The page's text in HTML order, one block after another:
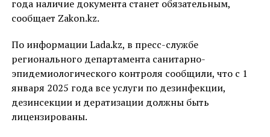
года наличие документа станет обязательным,
сообщает Zakon.kz.
По информации Lada.kz, в пресс-службе
регионального департамента санитарно-
эпидемиологического контроля сообщили, что с 1
января 2025 года все услуги по дезинфекции,
дезинсекции и дератизации должны быть
лицензированы.